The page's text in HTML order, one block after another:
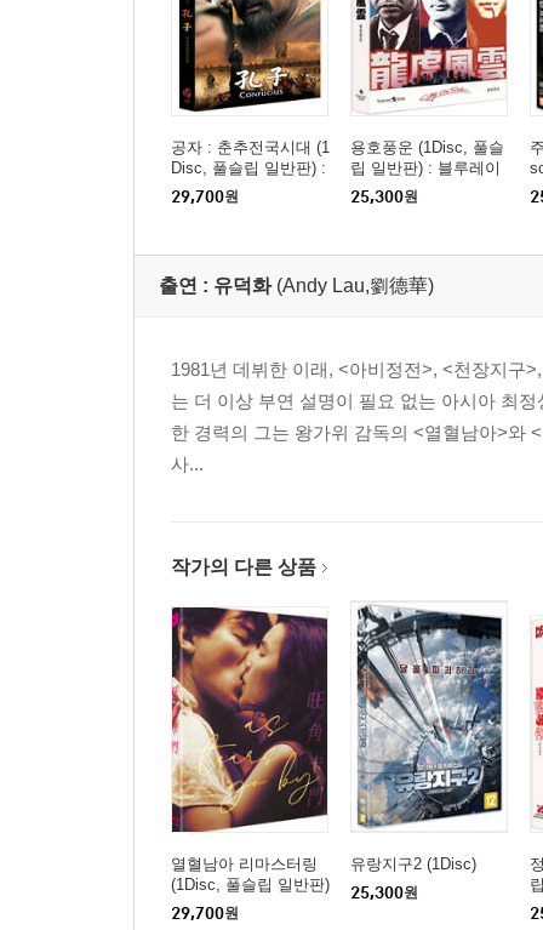
공자 : 춘추전국시대 (1
Disc, 풀슬립 일반판) :
블루레이
29,700원
용호풍운 (1Disc, 풀슬
립 일반판) : 블루레이
25,300원
출연 : 유덕화 (Andy Lau,劉德華)
1981년 데뷔한 이래, <아비정전>, <천장지구
는 더 이상 부연 설명이 필요 없는 아시아 최
한 경력의 그는 왕가위 감독의 <열혈남아>와
사...
작가의 다른 상품
열혈남아 리마스터링
(1Disc, 풀슬립 일반판)
: 블루레이
29,700원
유랑지구2 (1Disc)
25,300원